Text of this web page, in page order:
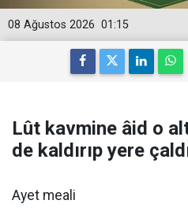
01:15
08 Ağustos 2026
Lût kavmine âid o
de kaldırıp yere
Ayet meali